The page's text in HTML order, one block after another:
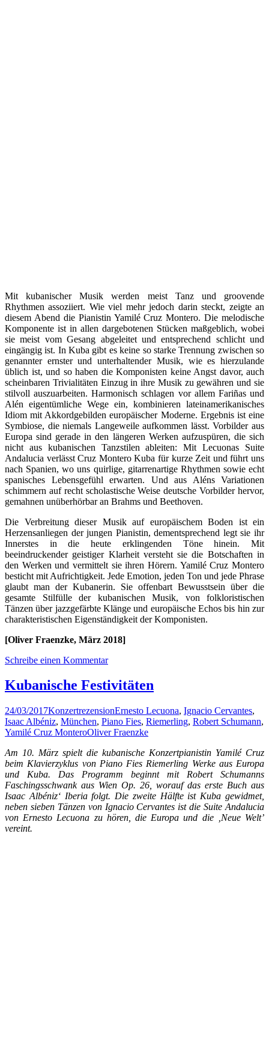
Mit kubanischer Musik werden meist Tanz und groovende
Rhythmen assoziiert. Wie viel mehr jedoch darin steckt, zeigte an
diesem Abend die Pianistin Yamilé Cruz Montero. Die melodische
Komponente ist in allen dargebotenen Stücken maßgeblich, wobei
sie meist vom Gesang abgeleitet und entsprechend schlicht und
eingängig ist. In Kuba gibt es keine so starke Trennung zwischen so
genannter ernster und unterhaltender Musik, wie es hierzulande
üblich ist, und so haben die Komponisten keine Angst davor, auch
scheinbaren Trivialitäten Einzug in ihre Musik zu gewähren und sie
stilvoll auszuarbeiten. Harmonisch schlagen vor allem Fariñas und
Alén eigentümliche Wege ein, kombinieren lateinamerikanisches
Idiom mit Akkordgebilden europäischer Moderne. Ergebnis ist eine
Symbiose, die niemals Langeweile aufkommen lässt. Vorbilder aus
Europa sind gerade in den längeren Werken aufzuspüren, die sich
nicht aus kubanischen Tanzstilen ableiten: Mit Lecuonas Suite
Andalucia verlässt Cruz Montero Kuba für kurze Zeit und führt uns
nach Spanien, wo uns quirlige, gitarrenartige Rhythmen sowie echt
spanisches Lebensgefühl erwarten. Und aus Aléns Variationen
schimmern auf recht scholastische Weise deutsche Vorbilder hervor,
gemahnen unüberhörbar an Brahms und Beethoven.
Die Verbreitung dieser Musik auf europäischem Boden ist ein
Herzensanliegen der jungen Pianistin, dementsprechend legt sie ihr
Innerstes in die heute erklingenden Töne hinein. Mit
beeindruckender geistiger Klarheit versteht sie die Botschaften in
den Werken und vermittelt sie ihren Hörern. Yamilé Cruz Montero
besticht mit Aufrichtigkeit. Jede Emotion, jeden Ton und jede Phrase
glaubt man der Kubanerin. Sie offenbart Bewusstsein über die
gesamte Stilfülle der kubanischen Musik, von folkloristischen
Tänzen über jazzgefärbte Klänge und europäische Echos bis hin zur
charakteristischen Eigenständigkeit der Komponisten.
[Oliver Fraenzke, März 2018]
Schreibe einen Kommentar
Kubanische Festivitäten
24/03/2017KonzertrezensionErnesto Lecuona, Ignacio Cervantes,
Isaac Albéniz, München, Piano Fies, Riemerling, Robert Schumann,
Yamilé Cruz MonteroOliver Fraenzke
Am 10. März spielt die kubanische Konzertpianistin Yamilé Cruz
beim Klavierzyklus von Piano Fies Riemerling Werke aus Europa
und Kuba. Das Programm beginnt mit Robert Schumanns
Faschingsschwank aus Wien Op. 26, worauf das erste Buch aus
Isaac Albéniz‘ Iberia folgt. Die zweite Hälfte ist Kuba gewidmet,
neben sieben Tänzen von Ignacio Cervantes ist die Suite Andalucia
von Ernesto Lecuona zu hören, die Europa und die ‚Neue Welt’
vereint.